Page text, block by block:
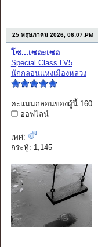
25 พฤษภาคม 2026, 06:07:PM
โซ...เซอะเซอ
Special Class LV5
นักกลอนแห่งเมืองหลวง
คะแนนกลอนของผู้นี้ 160
ออฟไลน์
เพศ:
กระทู้: 1,145